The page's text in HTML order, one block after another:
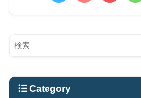
Category